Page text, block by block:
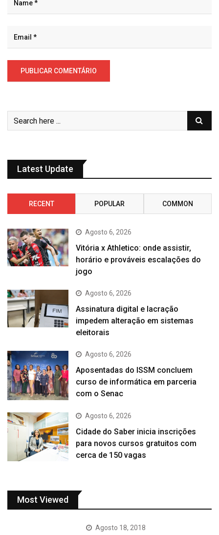
Latest Update
RECENT POPULAR COMMON
Agosto 6, 2026
Vitória x Athletico: onde assistir,
horário e prováveis escalações do
jogo
Agosto 6, 2026
Assinatura digital e lacração
impedem alteração em sistemas
eleitorais
Agosto 6, 2026
Aposentadas do ISSM concluem
curso de informática em parceria
com o Senac
Agosto 6, 2026
Cidade do Saber inicia inscrições
para novos cursos gratuitos com
cerca de 150 vagas
Most Viewed
Agosto 18, 2018